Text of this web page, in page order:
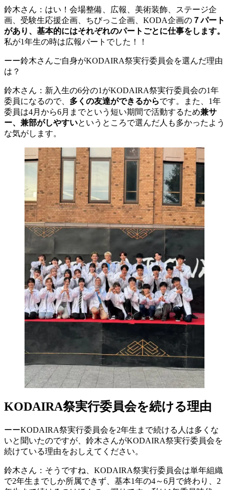
鈴木さん：はい！会場整備、広報、美術装飾、ステージ企
画、受験生応援企画、ちびっこ企画、KODA企画の ７パート
があり、基本的にはそれぞれのパートごとに仕事をします。
私が1年生の時は広報パートでした！！
ーー鈴木さんご自身がKODAIRA祭実行委員会を選んだ理由
は？
鈴木さん：新入生の6分の1がKODAIRA祭実行委員会の1年
委員になるので、 多くの友達ができるからです。また、1年
委員は4月から6月までという短い期間で活動するため兼サ
ー、兼部がしやすいというところで選んだ人も多かったよう
な気がします。
KODAIRA祭実行委員会を続ける理由
ーーKODAIRA祭実行委員会を2年生まで続ける人は多くな
いと聞いたのですが、鈴木さんがKODAIRA祭実行委員会を
続けている理由をおしえてください。
鈴木さん：そうですね、KODAIRA祭実行委員会は単年組織
で2年生までしか所属できず、基本1年の4～6月で終わり、2